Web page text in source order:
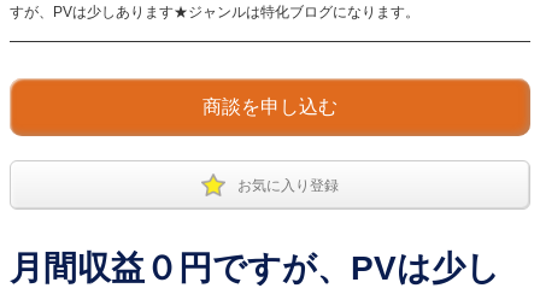
すが、PVは少しあります★ジャンルは特化ブログになります。
商談を申し込む
お気に入り登録
月間収益０円ですが、PVは少し